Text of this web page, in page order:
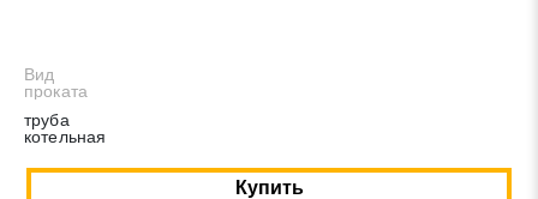
Вид
проката
труба
котельная
Купить